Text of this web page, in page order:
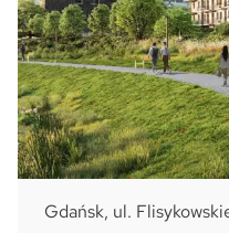
Gdańsk, ul.